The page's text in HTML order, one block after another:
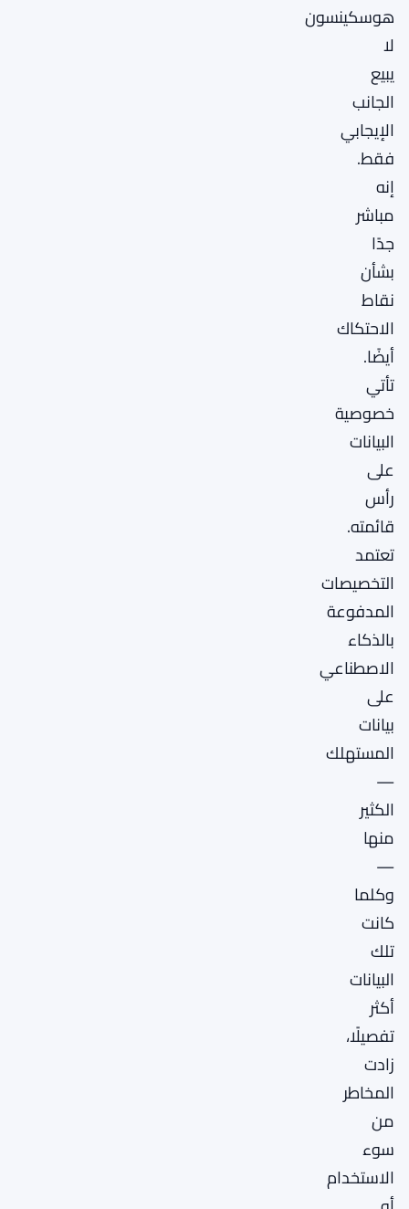
هوسكينسون
لا
يبيع
الجانب
الإيجابي
فقط.
إنه
مباشر
جدًا
بشأن
نقاط
الاحتكاك
أيضًا.
تأتي
خصوصية
البيانات
على
رأس
قائمته.
تعتمد
التخصيصات
المدفوعة
بالذكاء
الاصطناعي
على
بيانات
المستهلك
—
الكثير
منها
—
وكلما
كانت
تلك
البيانات
أكثر
تفصيلًا،
زادت
المخاطر
من
سوء
الاستخدام